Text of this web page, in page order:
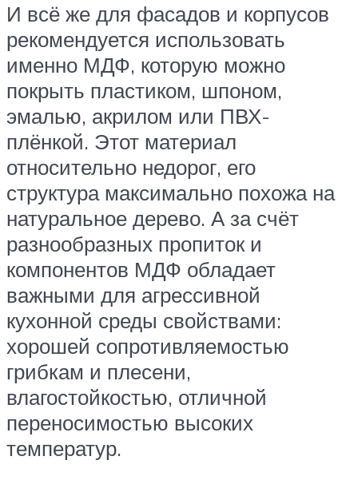
И всё же для фасадов и корпусов
рекомендуется использовать
именно МДФ, которую можно
покрыть пластиком, шпоном,
эмалью, акрилом или ПВХ-
плёнкой. Этот материал
относительно недорог, его
структура максимально похожа на
натуральное дерево. А за счёт
разнообразных пропиток и
компонентов МДФ обладает
важными для агрессивной
кухонной среды свойствами:
хорошей сопротивляемостью
грибкам и плесени,
влагостойкостью, отличной
переносимостью высоких
температур.